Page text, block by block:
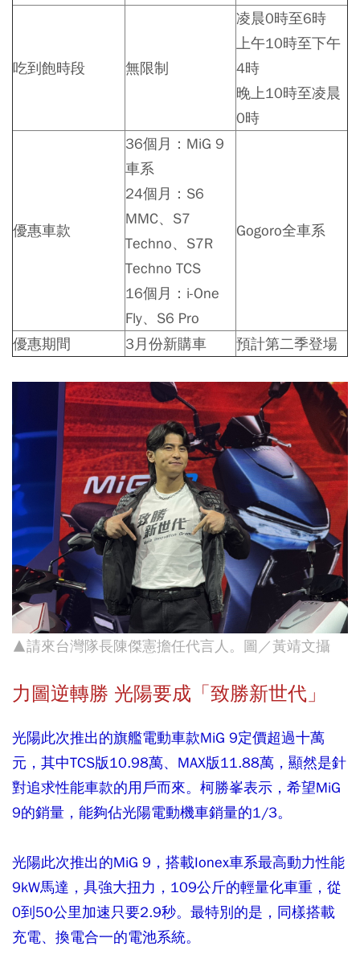
吃到飽時段 無限制
凌晨0時至6時
上午10時至下午
4時
晚上10時至凌晨
0時
優惠車款
36個月：MiG 9
車系
24個月：S6
MMC、S7
Techno、S7R
Techno TCS
16個月：i-One
Fly、S6 Pro
Gogoro全車系
優惠期間 3月份新購車 預計第二季登場
▲請來台灣隊長陳傑憲擔任代言人。圖／黃靖文攝
力圖逆轉勝 光陽要成「致勝新世代」
光陽此次推出的旗艦電動車款MiG 9定價超過十萬
元，其中TCS版10.98萬、MAX版11.88萬，顯然是針
對追求性能車款的用戶而來。柯勝峯表示，希望MiG
9的銷量，能夠佔光陽電動機車銷量的1/3。
光陽此次推出的MiG 9，搭載Ionex車系最高動力性能
9kW馬達，具強大扭力，109公斤的輕量化車重，從
0到50公里加速只要2.9秒。最特別的是，同樣搭載
充電、換電合一的電池系統。